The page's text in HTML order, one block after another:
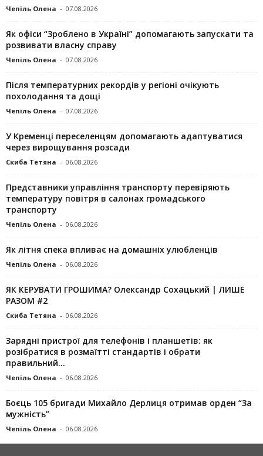
Чепіль Олена - 07.08.2026
Як офіси “Зроблено в Україні” допомагають запускaти та
розвивати власну справу
Чепіль Олена - 07.08.2026
Після температурних рекордів у регіоні очікують
похолодання та дощі
Чепіль Олена - 07.08.2026
У Кременці переселенцям допомагають адаптуватися
через вирощування розсади
Скиба Тетяна - 06.08.2026
Представники управління транспорту перевіряють
температуру повітря в салонах громадського
транспорту
Чепіль Олена - 06.08.2026
Як літня спека впливає на домашніх улюбленців
Чепіль Олена - 06.08.2026
ЯК КЕРУВАТИ ГРОШИМА? Олександр Сохацький | ЛИШЕ
РАЗОМ #2
Скиба Тетяна - 06.08.2026
Зарядні пристрої для телефонів і планшетів: як
розібратися в розмаїтті стандартів і обрати
правильний...
Чепіль Олена - 06.08.2026
Боєць 105 бригади Михайло Дерлиця отримав орден “За
мужність”
Чепіль Олена - 06.08.2026